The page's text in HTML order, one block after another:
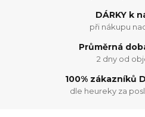
DÁRKY k
při nákupu
Průměrná
2 dny od
100% zákazníků
dle heureky za